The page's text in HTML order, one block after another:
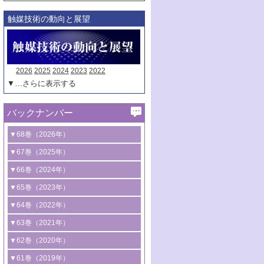
触媒技術の動向と展望
2026 2025 2024 2023 2022
▼…さらに表示する
バックナンバー
▼68巻（2026年）
1号 過酸化水素合成に関する研究動向
2号 コンピューター技術により加速する
触媒開発
3号 有機分子変換やCO 資源化のための
光触媒に関する最近の研究
B号 第137回触媒討論会（2026年）
▼67巻（2025年）
1号 CO
水素化によるグリーン燃料/グリ
ーンケミカル製造
2号 水素製造のための水分解技術に関す
る最近の研究
3号 オレフィン系樹脂の精密合成に関す
る最新技術
4号 アルコール類の効率的変換を実現す
▼66巻（2024年）
1号 低次元ナノ構造を有する触媒材料
2号 規制反応場を活用した固体触媒研究
の新展開
3号 未踏分子変換を目指した酸化触媒プ
ロセスの最前線
4号 シンクロトロン放射光および中性子
▼65巻（2023年）
1号 炭素が関わる触媒機能
2号 プラスチックケミカルリサイクルの
ための触媒技術
3号 非酸化物系金属化合物を基盤とした
▼64巻（2022年）
1号 合成ガス製造とCOを用いるケミカル
ズ合成の最新動向
2号 化学品合成のための合金触媒開発
▼63巻（2021年）
1号 金触媒の新展開
2号 ペロブスカイト
▼62巻（2020年）
1号 触媒設計を拓く欠陥構造のキャラク
▼61巻（2019年）